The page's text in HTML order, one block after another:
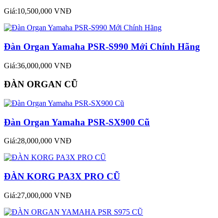
Giá:10,500,000 VNĐ
Đàn Organ Yamaha PSR-S990 Mới Chính Hãng
Giá:36,000,000 VNĐ
ĐÀN ORGAN CŨ
Đàn Organ Yamaha PSR-SX900 Cũ
Giá:28,000,000 VNĐ
ĐÀN KORG PA3X PRO CŨ
Giá:27,000,000 VNĐ